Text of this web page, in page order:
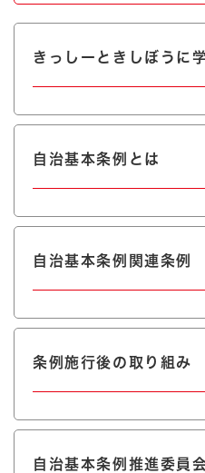
きっしーときしぼうに
自治基本条例とは
自治基本条例関連条例
条例施行後の取り組み
自治基本条例推進委員